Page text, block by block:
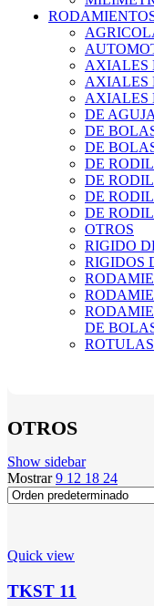
AXIALES
AXIALES
AXIALES
DE
DE
DE
DE
DE
DE
DE
OTROS
RIGIDO
RIGIDOS
DE
ROTULAS
OTROS
Show sidebar
Mostrar9 12 18 24
Quick view
TKST 11